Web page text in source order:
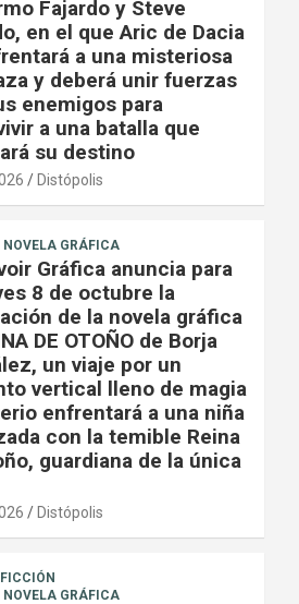
Fajardo y Steve
en el que Aric de Dacia
a una misteriosa
y deberá unir fuerzas
enemigos para
a una batalla que
su destino
Distópolis
GRÁFICA
Gráfica anuncia para
8 de octubre la
de la novela gráfica
DE OTOÑO de Borja
un viaje por un
vertical lleno de magia
enfrentará a una niña
con la temible Reina
guardiana de la única
Distópolis
GRÁFICA